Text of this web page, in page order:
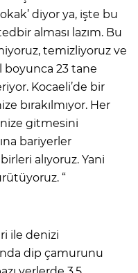
diyor ya, işte bu
alması lazım. Bu
temizliyoruz ve
boyunca 23 tane
Kocaeli’de bir
bırakılmıyor. Her
gitmesini
bariyerler
alıyoruz. Yani
“
ile denizi
dip çamurunu